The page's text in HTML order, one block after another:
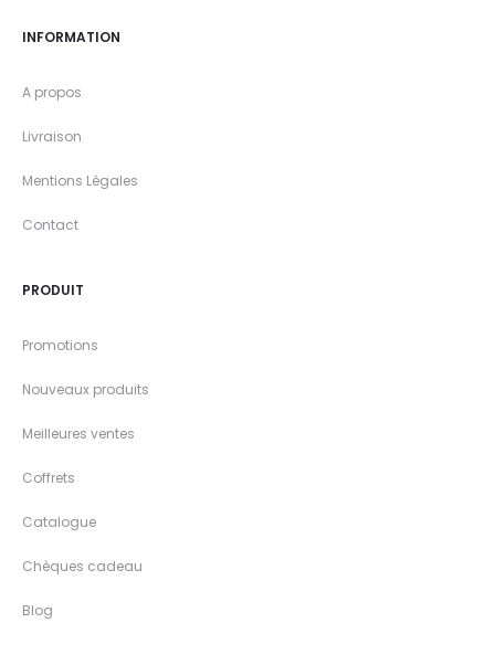
INFORMATION
A propos
Livraison
Mentions Légales
Contact
PRODUIT
Promotions
Nouveaux produits
Meilleures ventes
Coffrets
Catalogue
Chèques cadeau
Blog